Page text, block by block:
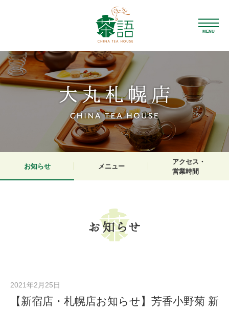
MENU
お知らせ メニュー
アクセス・
営業時間
2021年2月25日
【新宿店・札幌店お知らせ】芳香小野菊 新